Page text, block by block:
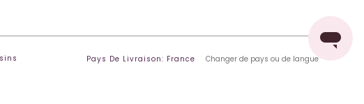
Pays De Livraison: France Changer de pays ou de langue